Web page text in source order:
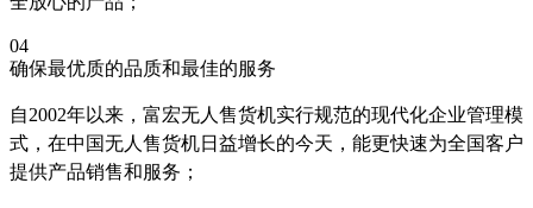
04
确保最优质的品质和最佳的服务
自2002年以来，富宏无人售货机实行规范的现代化企业管理模
式，在中国无人售货机日益增长的今天，能更快速为全国客户
提供产品销售和服务；